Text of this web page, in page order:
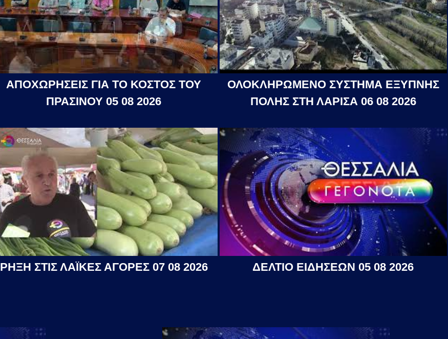
ΑΠΟΧΩΡΗΣΕΙΣ ΓΙΑ ΤΟ ΚΟΣΤΟΣ ΤΟΥ
ΠΡΑΣΙΝΟΥ 05 08 2026
ΟΛΟΚΛΗΡΩΜΕΝΟ ΣΥΣΤΗΜΑ ΕΞΥΠΝΗΣ
ΠΟΛΗΣ ΣΤΗ ΛΑΡΙΣΑ 06 08 2026
ΡΗΞΗ ΣΤΙΣ ΛΑΪΚΕΣ ΑΓΟΡΕΣ 07 08 2026 ΔΕΛΤΙΟ ΕΙΔΗΣΕΩΝ 05 08 2026